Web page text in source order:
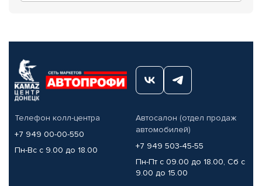
Телефон колл-центра
+7 949 00-00-550
Пн-Вс с 9.00 до 18.00
Автосалон (отдел продаж
автомобилей)
+7 949 503-45-55
Пн-Пт с 09.00 до 18.00, Сб с
9.00 до 15.00